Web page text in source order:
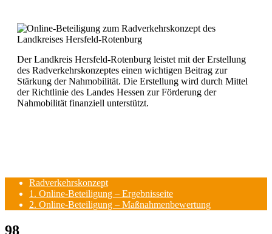
Der Landkreis Hersfeld-Rotenburg leistet mit der Erstellung
des Radverkehrskonzeptes einen wichtigen Beitrag zur
Stärkung der Nahmobilität. Die Erstellung wird durch Mittel
der Richtlinie des Landes Hessen zur Förderung der
Nahmobilität finanziell unterstützt.
Radverkehrskonzept
1. Online-Beteiligung – Ergebnisseite
2. Online-Beteiligung – Maßnahmenbewertung
98